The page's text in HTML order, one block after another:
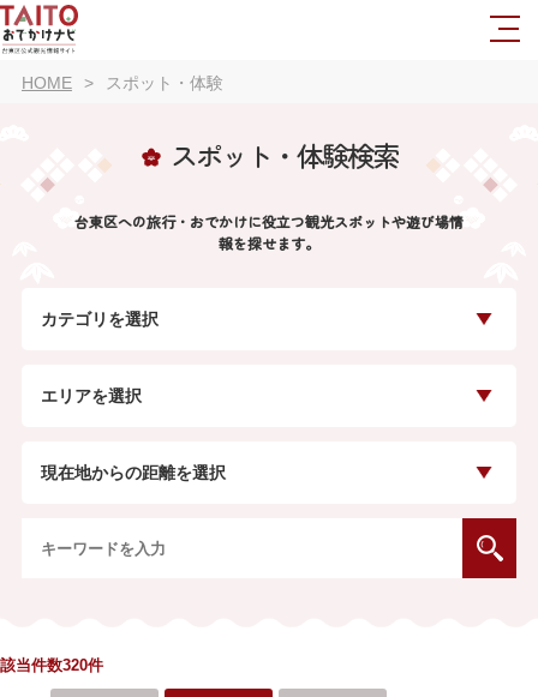
HOME スポット・体験
スポット・体験検索
台東区への旅行・おでかけに役立つ観光スポットや遊び場情
報を探せます。
カテゴリを選択
エリアを選択
現在地からの距離を選択
該当件数320件